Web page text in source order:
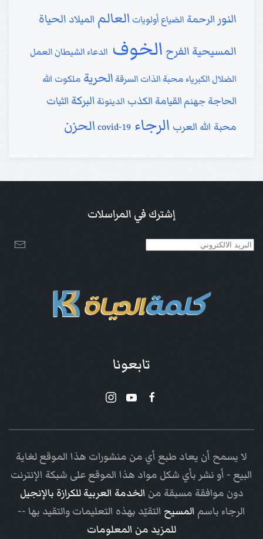
النور الرحمة الضياع أولويات العالم الميلاد الحياة
المسيحية الفرح الخوف الدعاء الشيطان العمل
الضلال الكبرياء محبة الذات السرقة الحرية ملكوت الله
الحاجة جهنم القيامة الكذب الدينونة البركة الثبات
محبة الله العرب الرجاء covid-19 الحزن
إشترك في المراسلات
تابعونا
لا يسمح أن يعاد طبع أي من منشورات هذا الموقع لغاية
البيع - أو نشر بأي شكل مواد هذا الموقع على شبكة الإنترنت
دون موافقة مسبقة من الخدمة العربية للكرازة بالإنجيل
الرجاء باسم المسيح التقيّد بهذه التعليمات والتقيد بها --
للمزيد من المعلومات